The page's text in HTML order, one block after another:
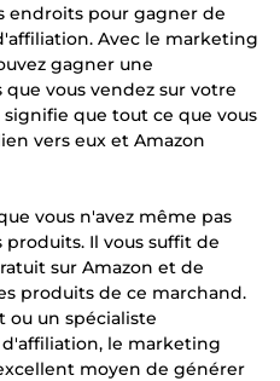
endroits pour gagner de
Avec le marketing
gagner une
vous vendez sur votre
que tout ce que vous
vers eux et Amazon
vous n'avez même pas
Il vous suffit de
sur Amazon et de
produits de ce marchand.
ou un spécialiste
le marketing
moyen de générer